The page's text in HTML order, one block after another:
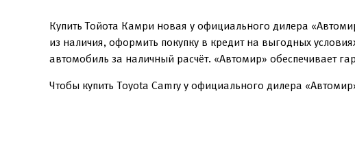
Купить Тойота Камри новая у официального дилера
из наличия, оформить покупку в кредит на выгодных
автомобиль за наличный расчёт. «Автомир» обеспечивает
Чтобы купить Toyota Camry у официального дилера